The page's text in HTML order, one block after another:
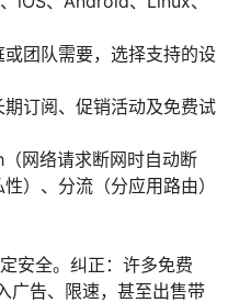
团队需要，选择支持的设
订阅、促销活动及免费试
网络请求断网时自动断
）、分流（分应用路由）
安全。纠正：许多免费
广告、限速，甚至出售带